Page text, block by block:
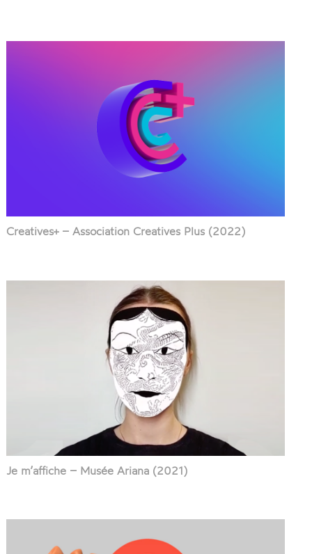
Creatives+ – Association Creatives Plus (2022)
Je m’affiche – Musée Ariana (2021)